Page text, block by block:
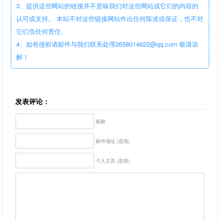
3、提供这些网站的链接并不意味我们对这些网站或它们的内容的
认可或支持。 本站不对这些链接网站作出任何陈述或保证，也不对
它们负任何责任。
4、如有侵权请邮件与我们联系处理2658014622@qq.com 敬请谅
解！
发表评论：
昵称
邮件地址 (选填)
个人主页 (选填)